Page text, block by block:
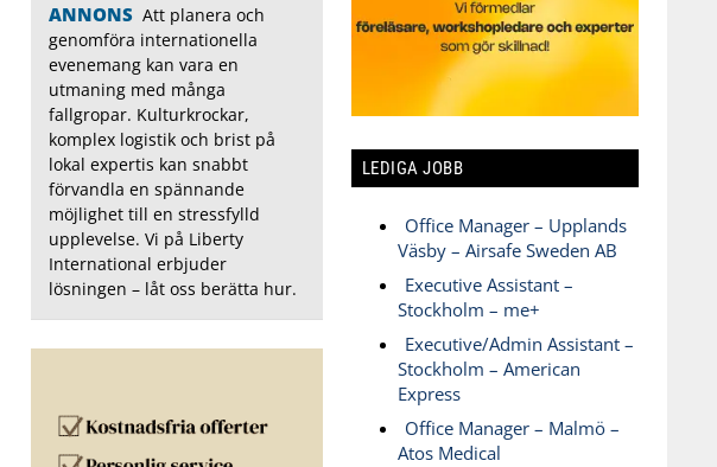
ANNONS Att planera och
genomföra internationella
evenemang kan vara en
utmaning med många
fallgropar. Kulturkrockar,
komplex logistik och brist på
lokal expertis kan snabbt
förvandla en spännande
möjlighet till en stressfylld
upplevelse. Vi på Liberty
International erbjuder
lösningen – låt oss berätta hur.
LEDIGA JOBB
Office Manager – Upplands
Väsby – Airsafe Sweden AB
Executive Assistant –
Stockholm – me+
Executive/Admin Assistant –
Stockholm – American
Express
Office Manager – Malmö –
Atos Medical